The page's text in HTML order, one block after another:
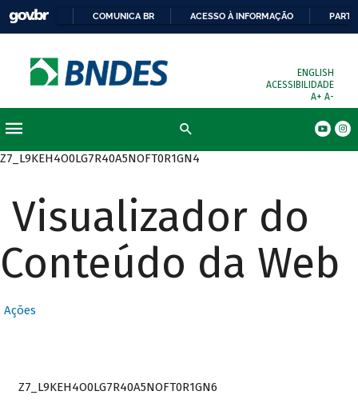
COMUNICA BR ACESSO À INFORMAÇÃO
ENGLISH
ACESSIBILIDADE
A+ A-
Z7_L9KEH4O0LG7R40A5NOFT0R1GN4
Visualizador do
Conteúdo da Web
Ações
Z7_L9KEH4O0LG7R40A5NOFT0R1GN6